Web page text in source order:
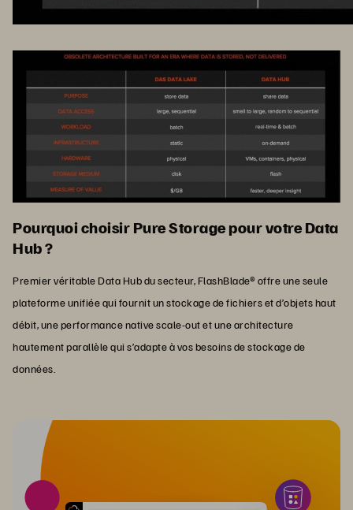
Pourquoi choisir Pure Storage pour votre Data
Hub ?
Premier véritable Data Hub du secteur, FlashBlade® offre une seule
plateforme unifiée qui fournit un stockage de fichiers et d’objets haut
débit, une performance native scale-out et une architecture
hautement parallèle qui s’adapte à vos besoins de stockage de
données.